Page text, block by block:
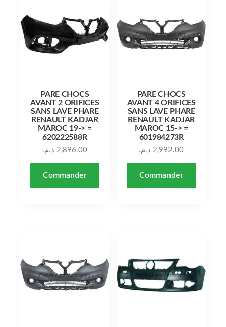
PARE CHOCS
AVANT 2 ORIFICES
SANS LAVE PHARE
RENAULT KADJAR
MAROC 19-> =
620222588R
2,896.00 د.م.
Commander
PARE CHOCS
AVANT 4 ORIFICES
SANS LAVE PHARE
RENAULT KADJAR
MAROC 15-> =
601984273R
2,992.00 د.م.
Commander